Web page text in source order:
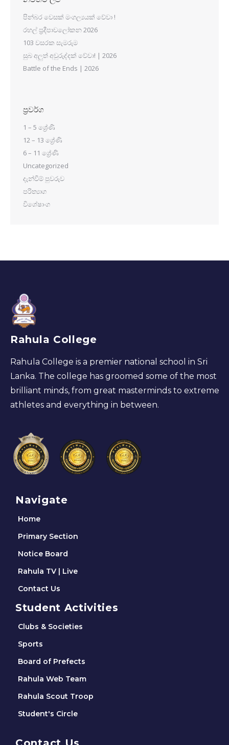
පින්බර වෙසක් මංගල්‍යයක් වේවා !
රහල් ප්‍රදීපාවලෝකන 2026
103 වසරක සැමරුම
සුබ අලුත් අවුරුද්දක් වේවා! | 2026
Battle of the Ends | 2026
ප්‍රවර්ග
1 – 5 ශ්‍රේණි
12 – 13 ශ්‍රේණි
6 – 11 ශ්‍රේණි
Uncategorized
දැන්වීම් පුවරුව
පරිත්‍යාග
විශේෂාංග
Rahula College
Rahula College is a premier national school in Sri
Lanka. The college has groomed some of the most
brilliant minds, from great masterminds to extreme
athletes and everything in between.
Navigate
Home
Primary Section
Notice Board
Rahula TV | Live
Contact Us
Student Activities
Clubs & Societies
Sports
Board of Prefects
Rahula Web Team
Rahula Scout Troop
Student's Circle